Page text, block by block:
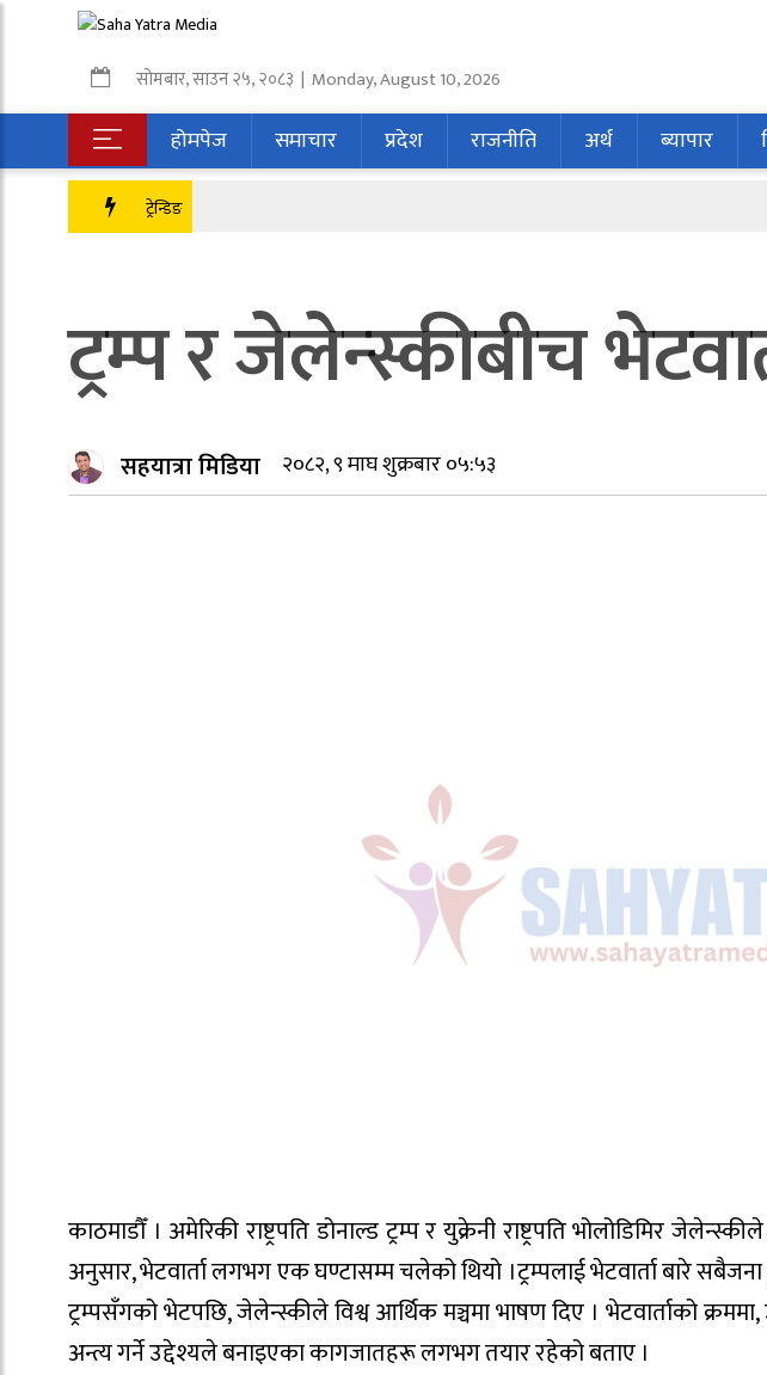
सोमबार,साउन२५,२०८३ | Monday, August 10, 2026
होमपेज समाचार प्रदेश राजनीति अर्थ ब्यापार
ट्रेन्डिङ
ट्रम्प र जेलेन्स्कीबीच
सहयात्रा मिडिया २०८२, ९ माघ शुक्रबार ०५:५३
काठमाडौँ । अमेरिकी राष्ट्रपति डोनाल्ड ट्रम्प र युक्रेनी राष्ट्रपति भोलोडिमिर
अनुसार, भेटवार्ता लगभग एक घण्टासम्म चलेको थियो ।ट्रम्पलाई भेटवार्ता बारे
ट्रम्पसँगको भेटपछि, जेलेन्स्कीले विश्व आर्थिक मञ्चमा भाषण दिए । भेटवार्ताको
अन्त्य गर्ने उद्देश्यले बनाइएका कागजातहरू लगभग तयार रहेको बताए ।